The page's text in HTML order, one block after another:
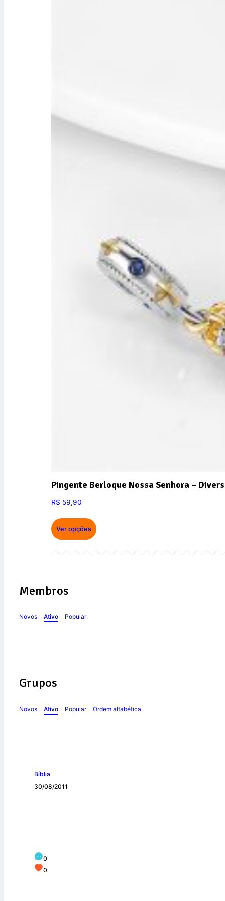
Pingente Berloque Nossa Senhora –
R$ 59,90
Ver opções
Membros
Novos Ativo Popular
Grupos
Novos Ativo Popular Ordem alfabética
Bíblia
30/08/2011
0
0